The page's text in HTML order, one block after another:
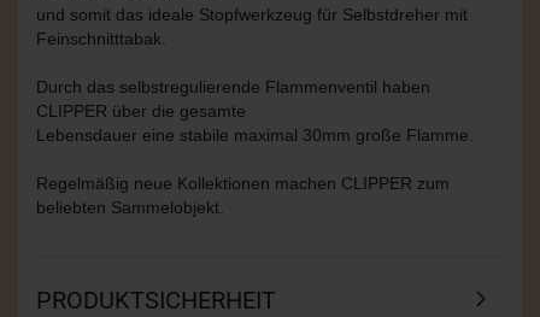
und somit das ideale Stopfwerkzeug für Selbstdreher mit
Feinschnitttabak.
Durch das selbstregulierende Flammenventil haben
CLIPPER über die gesamte
Lebensdauer eine stabile maximal 30mm große Flamme.
Regelmäßig neue Kollektionen machen CLIPPER zum
beliebten Sammelobjekt.
PRODUKTSICHERHEIT